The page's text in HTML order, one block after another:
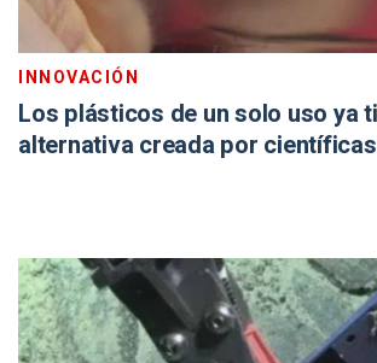
INNOVACIÓN
Los plásticos de un solo uso ya
alternativa creada por